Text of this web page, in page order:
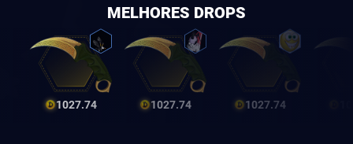
MELHORES DROPS
1027.74 1027.74 1027.74